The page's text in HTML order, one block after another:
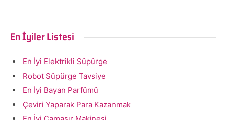
En İyiler Listesi
En İyi Elektrikli Süpürge
Robot Süpürge Tavsiye
En İyi Bayan Parfümü
Çeviri Yaparak Para Kazanmak